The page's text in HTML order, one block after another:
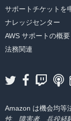
サポートチケットを
ナレッジセンター
AWS サポートの概要
法務関連
Amazon は機会均等
性、障害者、兵役経